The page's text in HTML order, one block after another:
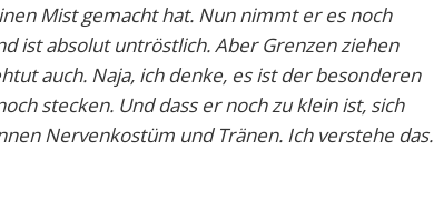
Mist gemacht hat. Nun nimmt er es noch
ist absolut untröstlich. Aber Grenzen ziehen
auch. Naja, ich denke, es ist der besonderen
stecken. Und dass er noch zu klein ist, sich
Nervenkostüm und Tränen. Ich verstehe das.